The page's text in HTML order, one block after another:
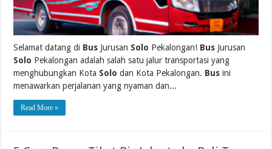
Selamat datang di Bus Jurusan Solo Pekalongan! Bus Jurusan
Solo Pekalongan adalah salah satu jalur transportasi yang
menghubungkan Kota Solo dan Kota Pekalongan. Bus ini
menawarkan perjalanan yang nyaman dan...
Read More »